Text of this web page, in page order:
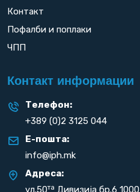
Контакт
Пофалби и поплаки
ЧПП
Контакт информации
Телефон:
+389 (0)2 3125 044
Е-пошта:
info@iph.mk
Адреса:
ул.50та Дивизија бр.6